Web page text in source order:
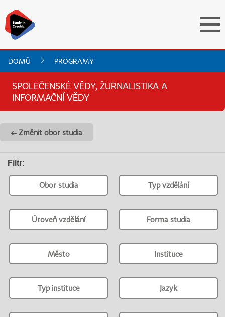
DOMŮ PROGRAMY
SPOLEČENSKÉ VĚDY, ŽURNALISTIKA A
INFORMAČNÍ VĚDY
← Změnit obor studia
Filtr:
Obor studia Typ vzdělání
Úroveň vzdělání Forma studia
Město Instituce
Typ instituce Jazyk